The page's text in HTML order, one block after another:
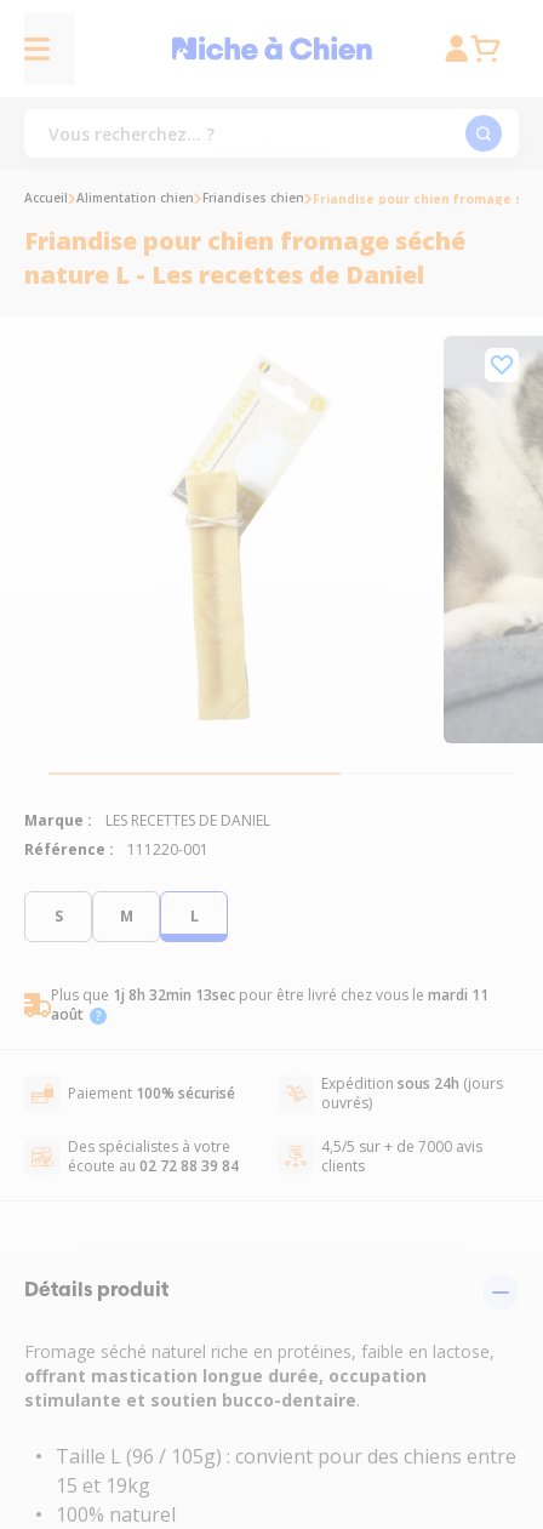
S M L
Plus que 1j 8h 32min 12sec pour être livré chez vous le mardi 11
août
Paiement 100% sécurisé Expédition sous 24h (jours
ouvrés)
Des spécialistes à votre
écoute au 02 72 88 39 84
4,5/5 sur + de 7000 avis
clients
Détails produit
Fromage séché naturel riche en protéines, faible en lactose,
offrant mastication longue durée, occupation
stimulante et soutien bucco-dentaire.
Taille L (96 / 105g) : convient pour des chiens entre
15 et 19kg
100% naturel
Accueil Alimentation chien Friandises chien Friandise pour chien fromage
Friandise pour chien fromage séché
nature L - Les recettes de Daniel
Marque :
LES RECETTES DE DANIEL
Référence :
111220-001